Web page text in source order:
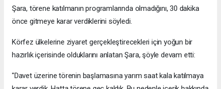
Şara, törene katılmanın programlarında olmadığını, 30 dakika
önce gitmeye karar verdiklerini söyledi.
Körfez ülkelerine ziyaret gerçekleştirecekleri için yoğun bir
hazırlık içerisinde olduklarını anlatan Şara, şöyle devam etti:
"Davet üzerine törenin başlamasına yarım saat kala katılmaya